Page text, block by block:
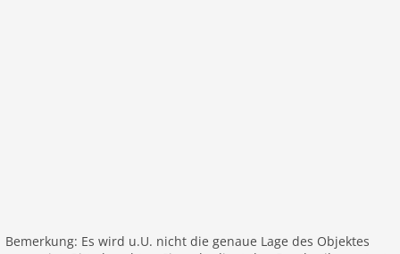
Bemerkung: Es wird u.U. nicht die genaue Lage des Objektes